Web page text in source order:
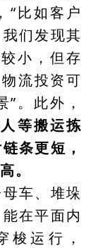
“比如客户
们发现其
小，但存
流投资可
。此外，
等搬运拣
条更短，
。
车、堆垛
在平面内
梭运行，